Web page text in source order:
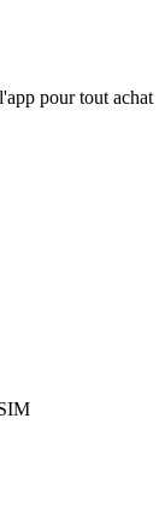
pour tout achat